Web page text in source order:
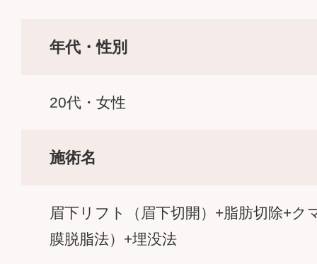
年代・性別
20代・女性
施術名
眉下リフト（眉下切開）+脂肪切除+ク
膜脱脂法）+埋没法